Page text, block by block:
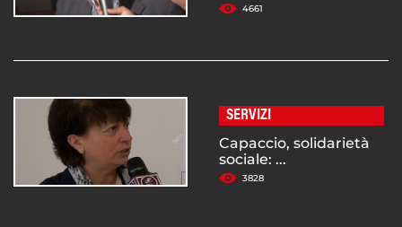
4661
SERVIZI
Capaccio, solidarietà
sociale: ...
3828